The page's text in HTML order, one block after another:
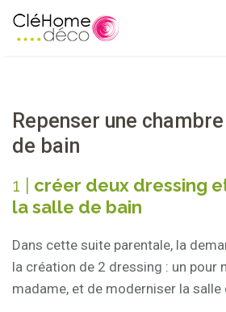
Repenser une
de bain
1 | créer deux dressing
la salle de bain
Dans cette suite parentale, la
la création de 2 dressing : un pour
madame, et de moderniser la salle